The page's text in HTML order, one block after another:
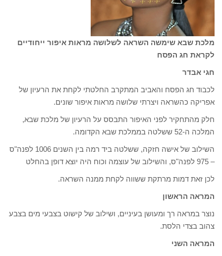
מלכת שבא שימשה השראה לשלושה מראות איפור ייחודיים
לקראת חג הפסח
חגי אבדר
לכבוד חג הפסח והאביב המתקרב החלטתי לקחת את הרעיון של
אפריקה כהשראה ויצרתי שלושה מראות איפור שונים.
חלק מהתחקיר לפני האיפור התבסס על הרעיון של מלכת שבא,
המלכה ה-52 ששלטה בממלכת שבא הקדומה.
השילוב של אישה חזקה, ששלטה ביד רמה בין השנים 1006 לפנה"ס
– 975 לפנה"ס, והשילוב של עוצמה וכוח היה יוצא דופן בהחלט
לכן זאת דמות מרתקת ששווה לקחת ממנה השראה.
המראה הראשון
נוצר במראה רך ומעושן בעיניים, ושילוב של קישוט בצבעי מים בצבע
צהוב בצדי הלסת.
המראה השני